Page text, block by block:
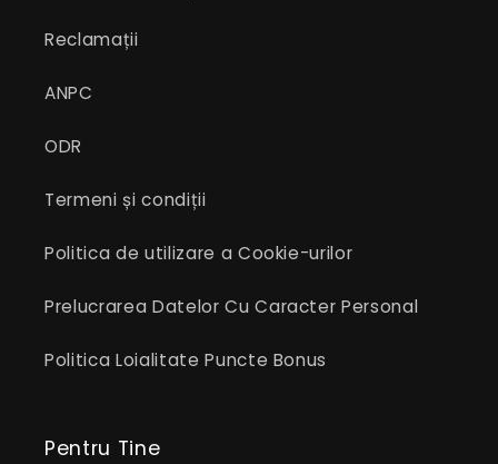
Reclamații
ANPC
ODR
Termeni și condiții
Politica de utilizare a Cookie-urilor
Prelucrarea Datelor Cu Caracter Personal
Politica Loialitate Puncte Bonus
Pentru Tine